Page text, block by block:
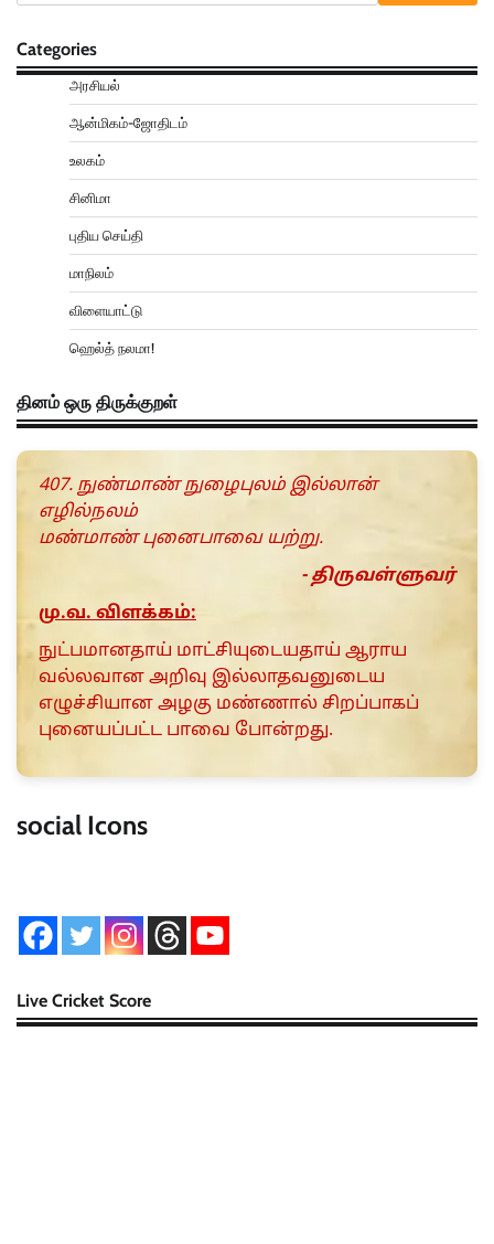
Categories
அரசியல்
ஆன்மிகம்-ஜோதிடம்
உலகம்
சினிமா
புதிய செய்தி
மாநிலம்
விளையாட்டு
ஹெல்த் நலமா!
தினம் ஒரு திருக்குறள்
407. நுண்மாண் நுழைபுலம் இல்லான்
எழில்நலம்
மண்மாண் புனைபாவை யற்று.
- திருவள்ளுவர்
மு.வ. விளக்கம்:
நுட்பமானதாய் மாட்சியுடையதாய் ஆராய
வல்லவான அறிவு இல்லாதவனுடைய
எழுச்சியான அழகு மண்ணால் சிறப்பாகப்
புனையப்பட்ட பாவை போன்றது.
social Icons
Live Cricket Score